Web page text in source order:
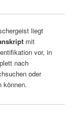
liegt
mit
vor, in
nach
oder
können.